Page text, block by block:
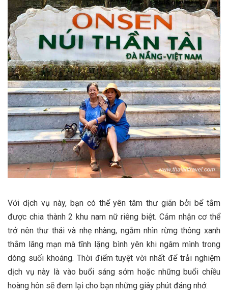
Với dịch vụ này, bạn có thể yên tâm thư giãn bởi bể tắm
được chia thành 2 khu nam nữ riêng biệt. Cảm nhận cơ thể
trở nên thư thái và nhẹ nhàng, ngắm nhìn rừng thông xanh
thắm lãng mạn mà tĩnh lặng bình yên khi ngâm mình trong
dòng suối khoáng. Thời điểm tuyệt vời nhất để trải nghiệm
dịch vụ này là vào buổi sáng sớm hoặc những buổi chiều
hoàng hôn sẽ đem lại cho bạn những giây phút đáng nhớ.